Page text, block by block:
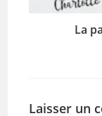
La
Laisser un